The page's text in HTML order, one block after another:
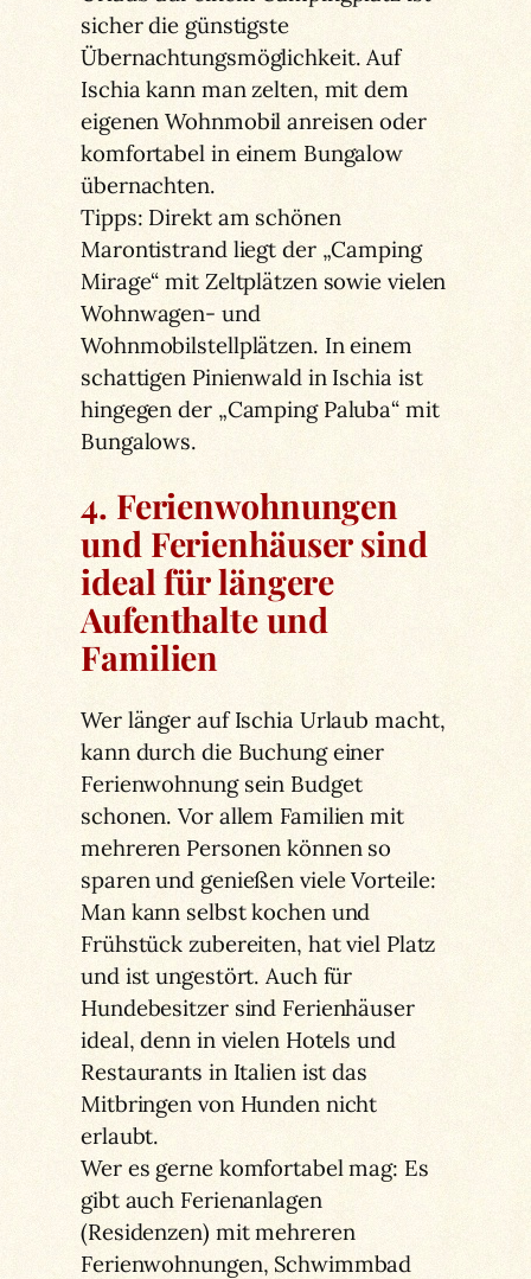
sicher die günstigste
Übernachtungsmöglichkeit. Auf
Ischia kann man zelten, mit dem
eigenen Wohnmobil anreisen oder
komfortabel in einem Bungalow
übernachten.
Tipps: Direkt am schönen
Marontistrand liegt der „Camping
Mirage“ mit Zeltplätzen sowie vielen
Wohnwagen- und
Wohnmobilstellplätzen. In einem
schattigen Pinienwald in Ischia ist
hingegen der „Camping Paluba“ mit
Bungalows.
4. Ferienwohnungen
und Ferienhäuser sind
ideal für längere
Aufenthalte und
Familien
Wer länger auf Ischia Urlaub macht,
kann durch die Buchung einer
Ferienwohnung sein Budget
schonen. Vor allem Familien mit
mehreren Personen können so
sparen und genießen viele Vorteile:
Man kann selbst kochen und
Frühstück zubereiten, hat viel Platz
und ist ungestört. Auch für
Hundebesitzer sind Ferienhäuser
ideal, denn in vielen Hotels und
Restaurants in Italien ist das
Mitbringen von Hunden nicht
erlaubt.
Wer es gerne komfortabel mag: Es
gibt auch Ferienanlagen
(Residenzen) mit mehreren
Ferienwohnungen, Schwimmbad